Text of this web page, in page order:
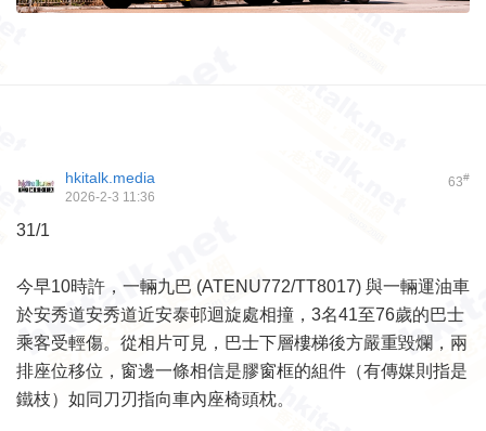
63#
hkitalk.media
2026-2-3 11:36
31/1
今早10時許，一輛九巴 (ATENU772/TT8017) 與一輛運油車
於安秀道安秀道近安泰邨迴旋處相撞，3名41至76歲的巴士
乘客受輕傷。從相片可見，巴士下層樓梯後方嚴重毀爛，兩
排座位移位，窗邊一條相信是膠窗框的組件（有傳媒則指是
鐵枝）如同刀刃指向車內座椅頭枕。